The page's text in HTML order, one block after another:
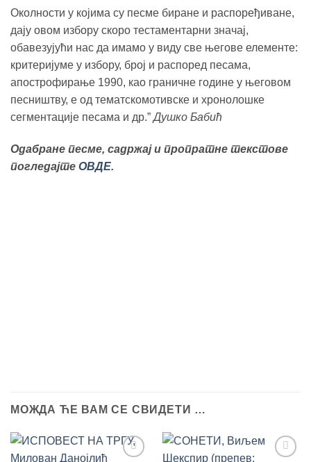
Околности у којима су песме биране и распоређиване,
дају овом избору скоро тестаментарни значај,
обавезујући нас да имамо у виду све његове елементе:
критеријуме у избору, број и распоред песама,
апострофирање 1990, као граничне године у његовом
песништву, е од тематско­мотивске и хронолошке
сегментације песама и др.”Душко Бабић
Одабране песме, садржај и пропратне текстове
погледајте ОВДЕ.
МОЖДА ЋЕ ВАМ СЕ СВИДЕТИ …